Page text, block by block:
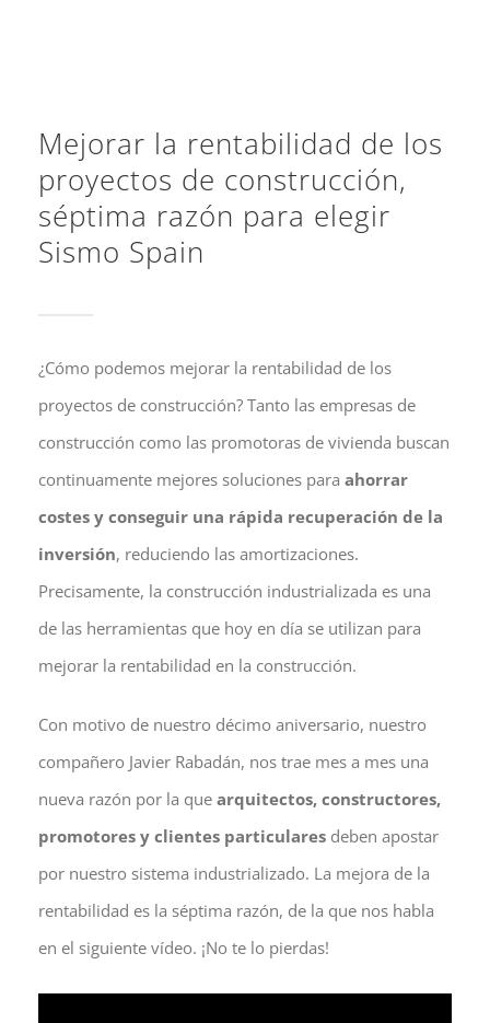
Mejorar la rentabilidad de los
proyectos de construcción,
séptima razón para elegir
Sismo Spain
¿Cómo podemos mejorar la rentabilidad de los
proyectos de construcción? Tanto las empresas de
construcción como las promotoras de vivienda buscan
continuamente mejores soluciones para ahorrar
costes y conseguir una rápida recuperación de la
inversión, reduciendo las amortizaciones.
Precisamente, la construcción industrializada es una
de las herramientas que hoy en día se utilizan para
mejorar la rentabilidad en la construcción.
Con motivo de nuestro décimo aniversario, nuestro
compañero Javier Rabadán, nos trae mes a mes una
nueva razón por la que arquitectos, constructores,
promotores y clientes particularesdeben apostar
por nuestro sistema industrializado. La mejora de la
rentabilidad es la séptima razón, de la que nos habla
en el siguiente vídeo. ¡No te lo pierdas!